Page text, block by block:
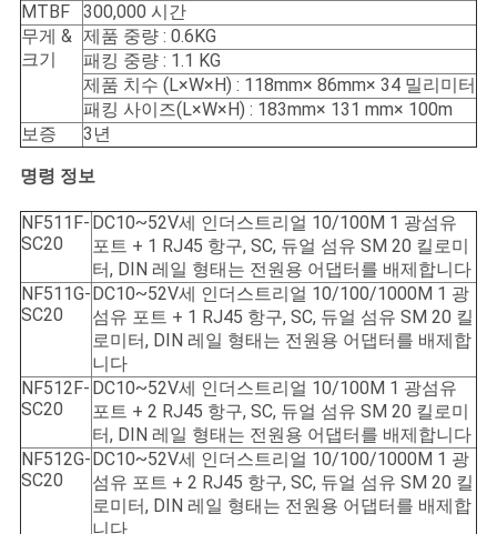
MTBF
300,000 시간
무게 &
크기
제품 중량 : 0.6KG
패킹 중량 : 1.1 KG
제품 치수 (L×W×H) : 118mm× 86mm× 34 밀리미터
패킹 사이즈(L×W×H) : 183mm× 131 mm× 100m
보증
3년
명령 정보
NF511F-
SC20
DC10~52V세 인더스트리얼 10/100M 1 광섬유
포트 + 1 RJ45 항구, SC, 듀얼 섬유 SM 20 킬로미
터, DIN 레일 형태는 전원용 어댑터를 배제합니다
NF511G-
SC20
DC10~52V세 인더스트리얼 10/100/1000M 1 광
섬유 포트 + 1 RJ45 항구, SC, 듀얼 섬유 SM 20 킬
로미터, DIN 레일 형태는 전원용 어댑터를 배제합
니다
NF512F-
SC20
DC10~52V세 인더스트리얼 10/100M 1 광섬유
포트 + 2 RJ45 항구, SC, 듀얼 섬유 SM 20 킬로미
터, DIN 레일 형태는 전원용 어댑터를 배제합니다
NF512G-
SC20
DC10~52V세 인더스트리얼 10/100/1000M 1 광
섬유 포트 + 2 RJ45 항구, SC, 듀얼 섬유 SM 20 킬
로미터, DIN 레일 형태는 전원용 어댑터를 배제합
니다